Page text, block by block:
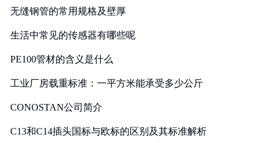
无缝钢管的常用规格及壁厚
生活中常见的传感器有哪些呢
PE100管材的含义是什么
工业厂房载重标准：一平方米能承受多少公斤
CONOSTAN公司简介
C13和C14插头国标与欧标的区别及其标准解析